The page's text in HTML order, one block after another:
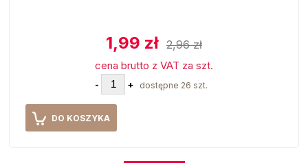
1,99 zł 2,96 zł
cena brutto z VAT za szt.
- + dostępne 26 szt.
DO KOSZYKA